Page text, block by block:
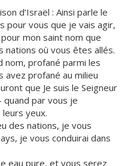
d’Israël : Ainsi parle le
pour vous que je vais agir,
mon saint nom que
nations où vous êtes allés.
nom, profané parmi les
avez profané au milieu
que Je suis le Seigneur
quand par vous je
yeux.
des nations, je vous
je vous conduirai dans
eau pure, et vous serez